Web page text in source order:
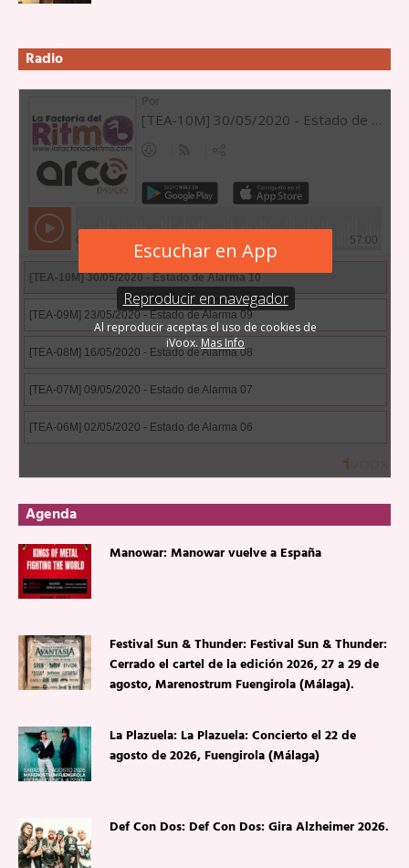
Radio
Agenda
Manowar: Manowar vuelve a España
Festival Sun & Thunder: Festival Sun & Thunder:
Cerrado el cartel de la edición 2026, 27 a 29 de
agosto, Marenostrum Fuengirola (Málaga).
La Plazuela: La Plazuela: Concierto el 22 de
agosto de 2026, Fuengirola (Málaga)
Def Con Dos: Def Con Dos: Gira Alzheimer 2026.